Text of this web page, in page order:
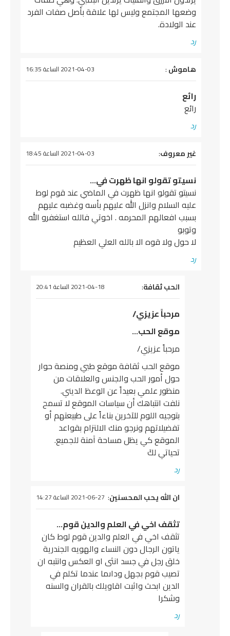
وضعها المجتمع وليس لها علاقة بأصل صفات الفرد
عند الولادة.
رد
يقول
هاموش: 2021-04-03 الساعة 16:35
رائع
رائع
رد
يقول
غير معروف: 2021-04-03 الساعة 18:45
نسيتو تقولو انها ظهرت في…
نسيتو تقولو انها ظهرت في الماضي عند قوم لوط
عليه السلام وانزل الله عليهم بأسه وغضبه عليهم
بسبب افعالهم المحرمه . اخوتي فالله استغفرو الله
وتوبو
لا حول ولا قوه الا بالله العلي العظيم
رد
يقول
الحب ثقافة: 2021-04-18 الساعة 20:41
مرحباً عزيزي/
موقع الحب…
مرحباً عزيزي/
موقع الحب ثقافة موقع طبي ومنصة حوار
حول أمور الحب والجنس والعلاقات من
منظور علمي بعيداً عن الوعظ الديني.
نلفت انتباهك أن سياسات الموقع لا تسمح
بتوجيه اللوم للآخرين بناءاً على طبيعتهم أو
تفضيلاتهم ونرجو منك الالتزام بقواعد
الموقع كي يظل مساحة آمنة للجميع.
تحياتي لكَ
رد
يقول
ان الله يحب المحسنين: 2021-06-27 الساعة 14:27
تثقف اخي في العلم والدين قوم…
تثقف اخي في العلم والدين قوم لوط كان
ياتون الرجال دون النساء والهويه الجندرية
خلق رجل في جسد انثى او العكس وانتبه ان
تصيب قوم بجهل وداىما عندما تكلم في
الدين ابحث واثبت اقاويلك بالقران والسنه
وشكرا
رد